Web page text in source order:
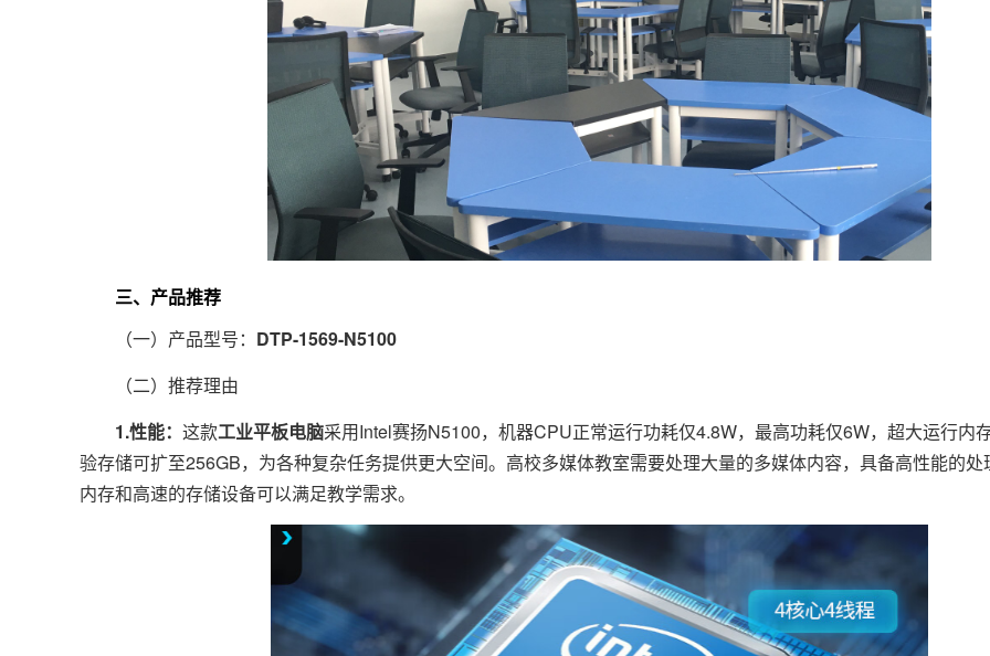
三、产品推荐
（一）产品型号： DTP-1569-N5100
（二）推荐理由
1.性能： 这款工业平板电脑采用Intel赛扬N5100，机器CPU正常运行功耗仅4.8W，最高功耗仅6W，超大运行内
验存储可扩至256GB，为各种复杂任务提供更大空间。高校多媒体教室需要处理大量的多媒体内容，具备高性能的处
内存和高速的存储设备可以满足教学需求。